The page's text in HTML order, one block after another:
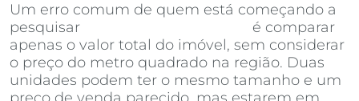
Um erro comum de quem está começando a
pesquisar
é comparar
apenas o valor total do imóvel, sem considerar
o preço do metro quadrado na região. Duas
unidades podem ter o mesmo tamanho e um